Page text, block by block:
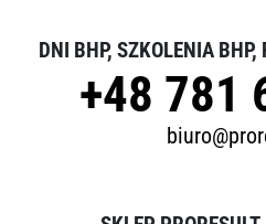
DNI BHP, SZKOLENIA
+48 781